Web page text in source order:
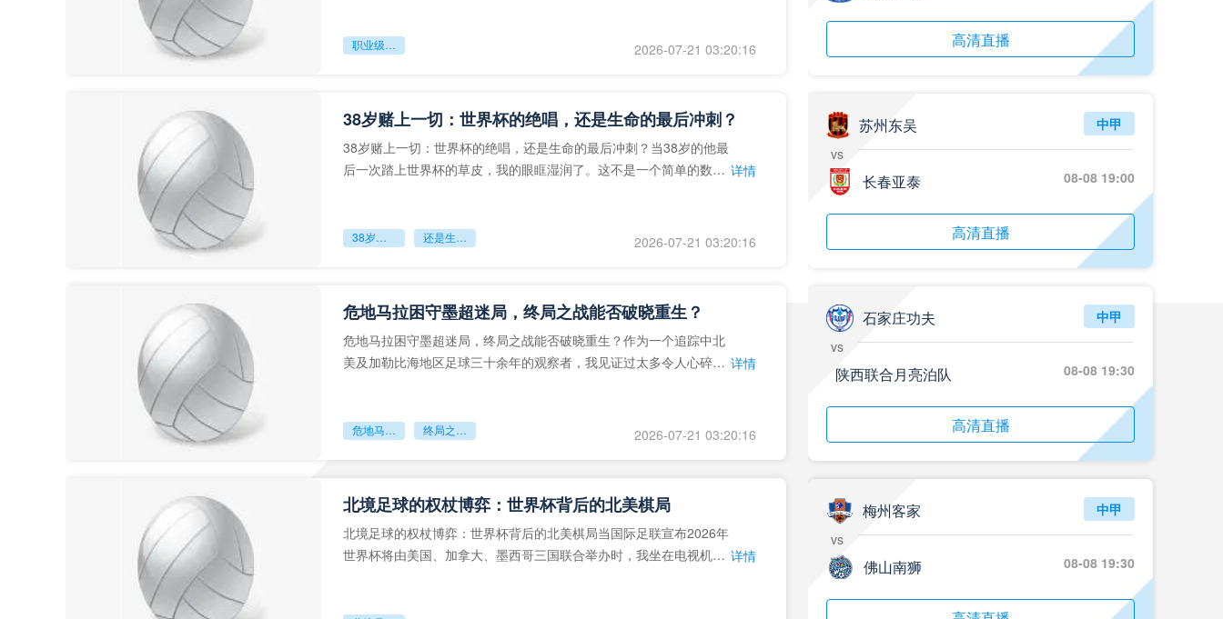
亚女冠杯决赛
05月25日 全国游泳冠军赛女子50米蝶泳决赛 余依婷 全场录像回放
标签
05月24日 青岛红狮vs山东泰山 全场录像回放
足协杯第3轮
标签
05月24日 重庆铜梁龙vs河南 全场录像回放
标签
2024年5月21日
05月23日 苏州东吴vs上海海港 全场录像
上海海港
标签
05月22日 石家庄功夫vs北京国安 全场录像
标签
比赛录像
05月22日 水晶宫vs狼队 全场录像回放
职业级冲刺强度设为世界杯体能硬门槛 2026-07-21 03:20:16
38岁赌上一切：世界杯的绝唱，还是生命的最后冲刺？
38岁赌上一切：世界杯的绝唱，还是生命的最后冲刺？当38岁的他最
后一次踏上世界杯的草皮，我的眼眶湿润了。这不是一个简单的数
详情
38岁赌上一切：世界杯的绝唱 还是生命的最后冲刺？ 2026-07-21 03:20:16
危地马拉困守墨超迷局，终局之战能否破晓重生？
危地马拉困守墨超迷局，终局之战能否破晓重生？作为一个追踪中北
美及加勒比海地区足球三十余年的观察者，我见证过太多令人心碎的 详情
危地马拉困守墨超迷局 终局之战能否破晓重生？ 2026-07-21 03:20:16
北境足球的权杖博弈：世界杯背后的北美棋局
北境足球的权杖博弈：世界杯背后的北美棋局当国际足联宣布2026年
世界杯将由美国、加拿大、墨西哥三国联合举办时，我坐在电视机
详情
高清直播
苏州东吴
vs
长春亚泰
中甲
08-08 19:00
高清直播
石家庄功夫
vs
陕西联合月亮泊队
中甲
08-08 19:30
高清直播
梅州客家
vs
佛山南狮
中甲
08-08 19:30